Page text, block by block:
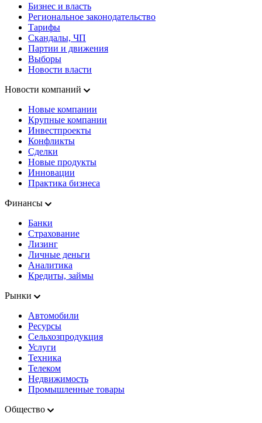
Бизнес и власть
Региональное законодательство
Тарифы
Скандалы, ЧП
Партии и движения
Выборы
Новости власти
Новости компаний
Новые компании
Крупные компании
Инвестпроекты
Конфликты
Сделки
Новые продукты
Инновации
Практика бизнеса
Финансы
Банки
Страхование
Лизинг
Личные деньги
Аналитика
Кредиты, займы
Рынки
Автомобили
Ресурсы
Сельхозпродукция
Услуги
Техника
Телеком
Недвижимость
Промышленные товары
Общество